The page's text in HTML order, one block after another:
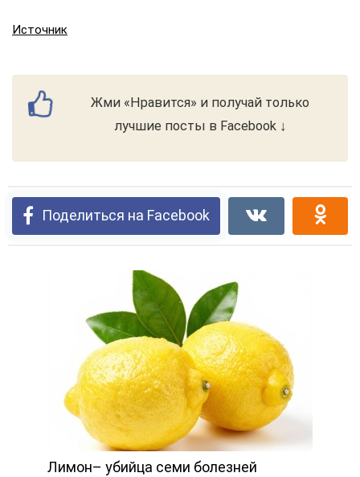
Источник
Жми «Нравится» и получай только
лучшие посты в Facebook ↓
Поделиться на Facebook
Лимон– убийца семи болезней